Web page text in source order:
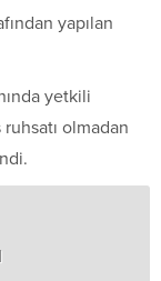
yapılan
yetkili
olmadan